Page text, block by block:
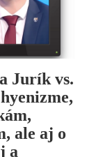
Jurík vs.
ale aj o
a